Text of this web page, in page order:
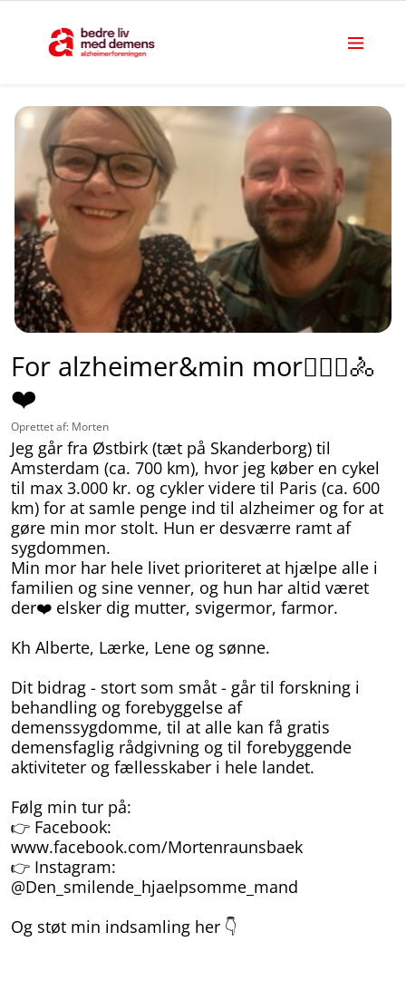
For alzheimer&min mor🚶🏻‍♂️🚴
❤️
Oprettet af: Morten
Jeg går fra Østbirk (tæt på Skanderborg) til
Amsterdam (ca. 700 km), hvor jeg køber en cykel
til max 3.000 kr. og cykler videre til Paris (ca. 600
km) for at samle penge ind til alzheimer og for at
gøre min mor stolt. Hun er desværre ramt af
sygdommen.
Min mor har hele livet prioriteret at hjælpe alle i
familien og sine venner, og hun har altid været
der❤️ elsker dig mutter, svigermor, farmor.
Kh Alberte, Lærke, Lene og sønne.
Dit bidrag - stort som småt - går til forskning i
behandling og forebyggelse af
demenssygdomme, til at alle kan få gratis
demensfaglig rådgivning og til forebyggende
aktiviteter og fællesskaber i hele landet.
Følg min tur på:
👉 Facebook:
www.facebook.com/Mortenraunsbaek
👉 Instagram:
@Den_smilende_hjaelpsomme_mand
Og støt min indsamling her 👇